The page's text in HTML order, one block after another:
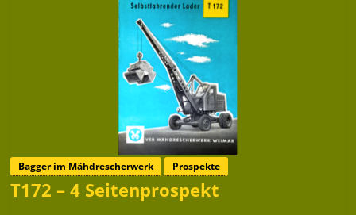
Bagger im Mähdrescherwerk Prospekte
T172 – 4 Seitenprospekt